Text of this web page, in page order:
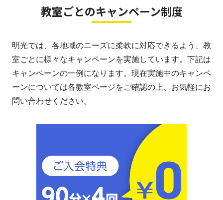
教室ごとのキャンペーン制度
明光では、各地域のニーズに柔軟に対応できるよう、教
室ごとに様々なキャンペーンを実施しています。下記は
キャンペーンの一例になります。現在実施中のキャンペ
ーンについては各教室ページをご確認の上、お気軽にお
問い合わせください。